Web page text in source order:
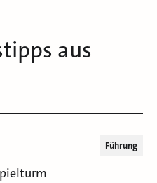
aus
Führung